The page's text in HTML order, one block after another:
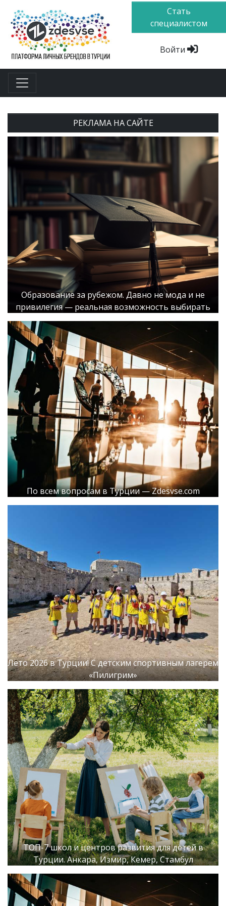
Стать
специалистом
Войти
РЕКЛАМА НА САЙТЕ
Образование за рубежом. Давно не мода и не
привилегия — реальная возможность выбирать
По всем вопросам в Турции — Zdesvse.com
Лето 2026 в Турции! С детским спортивным лагерем
«Пилигрим»
ТОП-7 школ и центров развития для детей в
Турции. Анкара, Измир, Кемер, Стамбул